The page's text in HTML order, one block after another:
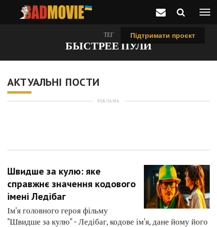
Підтримати проєкт
ТЕГ
БЫСТРЕЕ ПУЛИ
АКТУАЛЬНІ ПОСТИ
РЕКЛАМА
Швидше за кулю: яке
справжнє значення кодового
імені Ледібаг
Ім'я головного героя фільму
"Швидше за кулю" - Ледібаг, кодове ім'я, дане йому його